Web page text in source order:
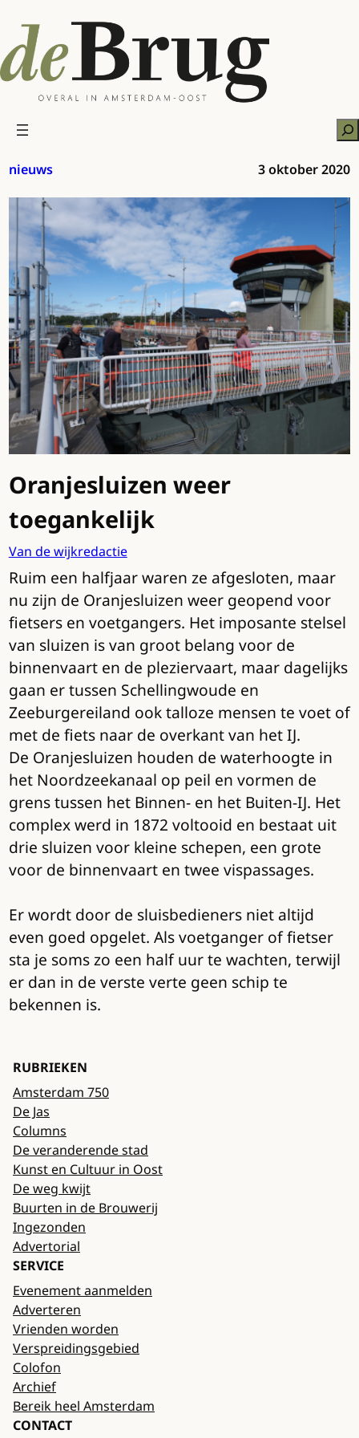
naar
de
inhoud
nieuws 3 oktober 2020
Oranjesluizen weer
toegankelijk
Van de wijkredactie
Ruim een halfjaar waren ze afgesloten, maar
nu zijn de Oranjesluizen weer geopend voor
fietsers en voetgangers. Het imposante stelsel
van sluizen is van groot belang voor de
binnenvaart en de pleziervaart, maar dagelijks
gaan er tussen Schellingwoude en
Zeeburgereiland ook talloze mensen te voet of
met de fiets naar de overkant van het IJ.
De Oranjesluizen houden de waterhoogte in
het Noordzeekanaal op peil en vormen de
grens tussen het Binnen- en het Buiten-IJ. Het
complex werd in 1872 voltooid en bestaat uit
drie sluizen voor kleine schepen, een grote
voor de binnenvaart en twee vispassages.
Er wordt door de sluisbedieners niet altijd
even goed opgelet. Als voetganger of fietser
sta je soms zo een half uur te wachten, terwijl
er dan in de verste verte geen schip te
bekennen is.
RUBRIEKEN
Amsterdam 750
De Jas
Columns
De veranderende stad
Kunst en Cultuur in Oost
De weg kwijt
Buurten in de Brouwerij
Ingezonden
Advertorial
SERVICE
Evenement aanmelden
Adverteren
Vrienden worden
Verspreidingsgebied
Colofon
Archief
Bereik heel Amsterdam
CONTACT